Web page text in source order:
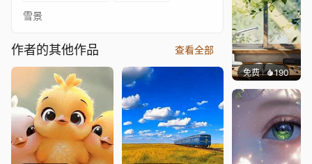
雪景
作者的其他作品 查看全部
免费 190渔小小